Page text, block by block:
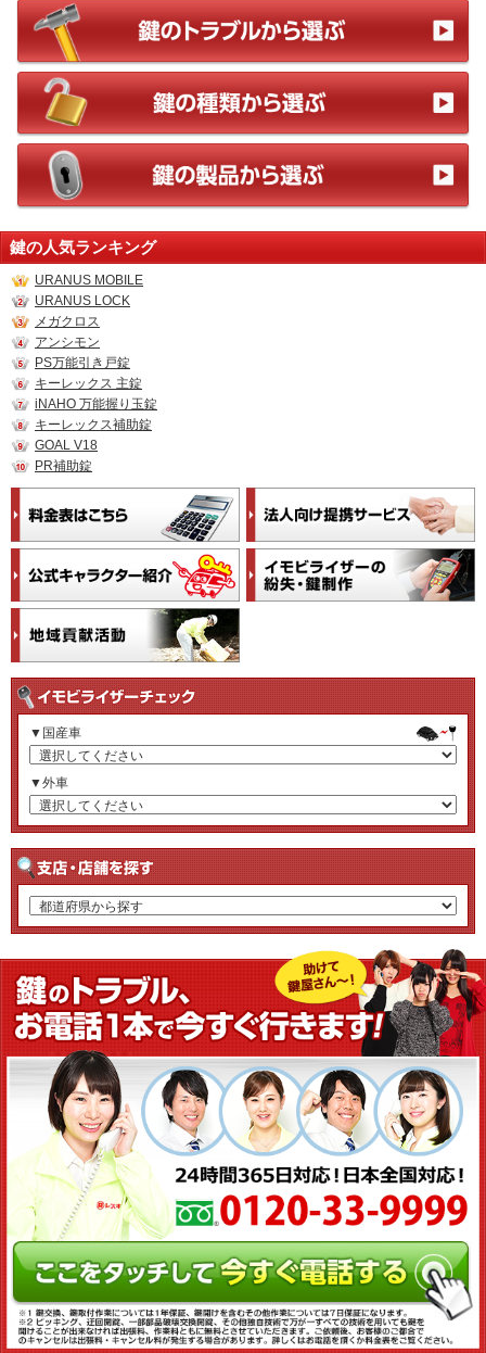
鍵の人気ランキング
URANUS MOBILE
URANUS LOCK
メガクロス
アンシモン
PS万能引き戸錠
キーレックス 主錠
iNAHO 万能握り玉錠
キーレックス補助錠
GOAL V18
PR補助錠
▼国産車
▼外車